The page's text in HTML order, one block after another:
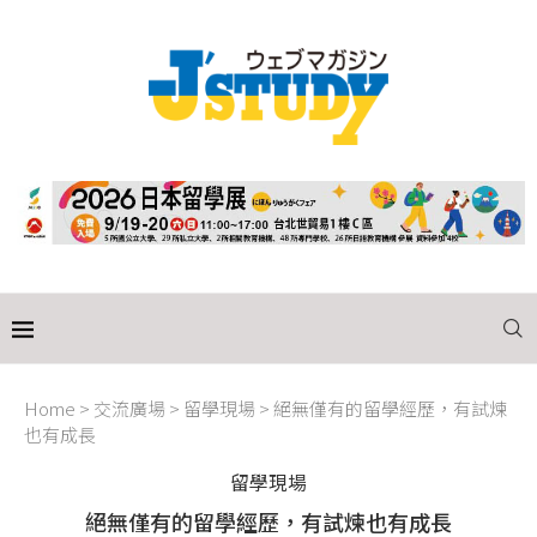
Home > 交流廣場 > 留學現場 >絕無僅有的留學經歷，有試煉
也有成長
留學現場
絕無僅有的留學經歷，有試煉也有成長